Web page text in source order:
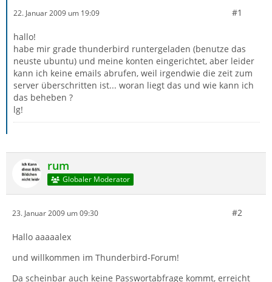
22. Januar 2009 um 19:09 #1
hallo!
habe mir grade thunderbird runtergeladen (benutze das
neuste ubuntu) und meine konten eingerichtet, aber leider
kann ich keine emails abrufen, weil irgendwie die zeit zum
server überschritten ist... woran liegt das und wie kann ich
das beheben ?
lg!
rum
Globaler Moderator
23. Januar 2009 um 09:30 #2
Hallo aaaaalex
und willkommen im Thunderbird-Forum!
Da scheinbar auch keine Passwortabfrage kommt, erreicht